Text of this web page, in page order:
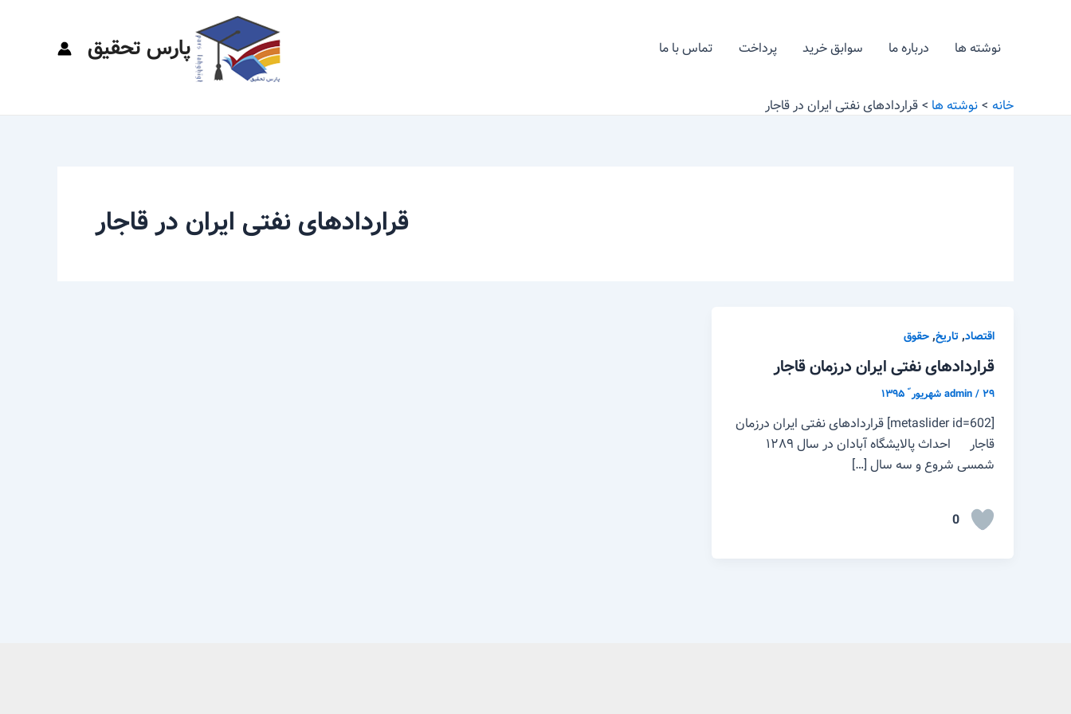
نوشته ها درباره ما سوابق خرید پرداخت تماس با ما پارس تحقیق
خانه نوشته ها قراردادهای نفتی ایران در قاجار
قراردادهای نفتی ایران در قاجار
اقتصاد,تاریخ,حقوق
قراردادهای نفتی ایران درزمان قاجار
admin/۲۹ شهریور ّ ۱۳۹۵
[metaslider id=602] قراردادهای نفتی ایران درزمان
قاجار احداث پالایشگاه آبادان در سال ۱۲۸۹
شمسی شروع و سه سال […]
0